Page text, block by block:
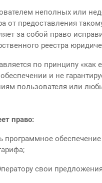
неполных или
от предоставления
за собой право
реестра
по принципу
и не
пользователя или
право:
программное
свои